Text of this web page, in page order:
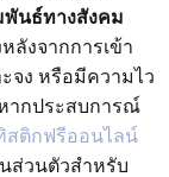
พันธ์ทางสังคม
ลังจากการเข้า
จง หรือมีความไว
ากประสบการณ์
สติกฟรีออนไลน์
ส่วนตัวสำหรับ